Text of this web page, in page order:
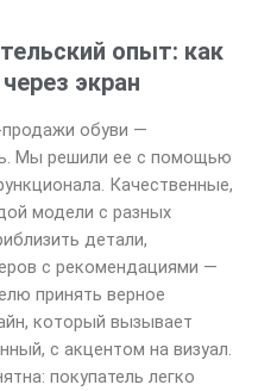
опыт: как
экран
продажи обуви —
Мы решили ее с помощью
Качественные,
модели с разных
детали,
с рекомендациями —
принять верное
который вызывает
с акцентом на визуал.
покупатель легко